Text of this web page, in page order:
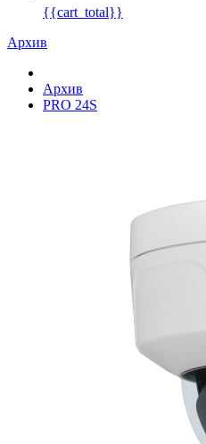
{{cart_total}}
Архив
Архив
PRO 24S